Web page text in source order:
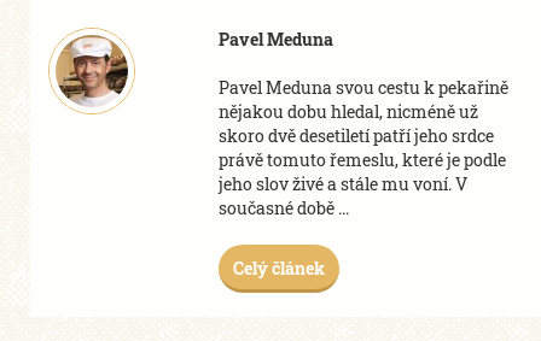
Pavel Meduna
Pavel Meduna svou cestu k pekařině
nějakou dobu hledal, nicméně už
skoro dvě desetiletí patří jeho srdce
právě tomuto řemeslu, které je podle
jeho slov živé a stále mu voní. V
současné době ...
Celý článek